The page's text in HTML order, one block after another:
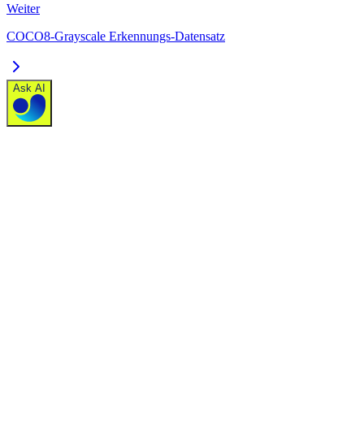
Weiter
COCO8-Grayscale Erkennungs-Datensatz
Ask AI